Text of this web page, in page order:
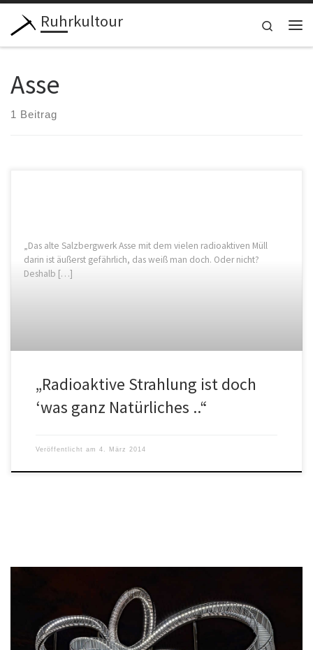
Zum Inhalt springen
Ruhrkultour
Search
Asse
1 Beitrag
„Das alte Salzbergwerk Asse mit dem vielen radioaktiven Müll
darin ist äußerst gefährlich, das weiß man doch. Oder nicht?
Deshalb […]
„Radioaktive Strahlung ist doch
‘was ganz Natürliches ..“
Veröffentlicht am 4. März 2014